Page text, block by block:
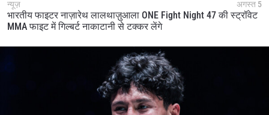
न्यूज़ अगस्त 5
भारतीय फाइटर नाज़ारेथ लालथाज़ुआला ONE Fight Night 47 की स्ट्रॉवेट
MMA फाइट में गिल्बर्ट नाकाटानी से टक्कर लेंगे